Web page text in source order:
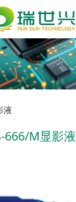
液
666/M显影液